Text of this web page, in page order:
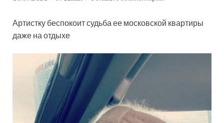
Артистку беспокоит судьба ее московской квартиры
даже на отдыхе